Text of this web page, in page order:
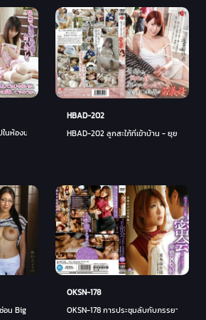
นห้องนอน - มิยูกิ ซาซาฮาระ
HBAD-202
HBAD-202 ลูกสะใภ้ที่เข้าบ้าน - ยุย ฮาตาโนะ
Big Tits 3 Reiko Kobayakawa - โคบายาคาวะ เรโกะ
OKSN-178
OKSN-178 การประชุมลับกับภรรยาสาวใ